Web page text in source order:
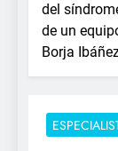
del
de un
Borja